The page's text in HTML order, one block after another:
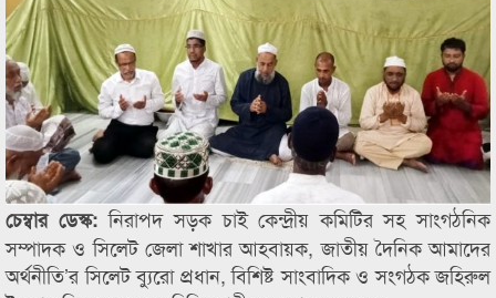
চেম্বার ডেস্ক:নিরাপদ সড়ক চাই কেন্দ্রীয় কমিটির সহ সাংগঠনিক
সম্পাদক ও সিলেট জেলা শাখার আহবায়ক, জাতীয় দৈনিক আমাদের
অর্থনীতি’র সিলেট ব্যুরো প্রধান, বিশিষ্ট সাংবাদিক ও সংগঠক জহিরুল